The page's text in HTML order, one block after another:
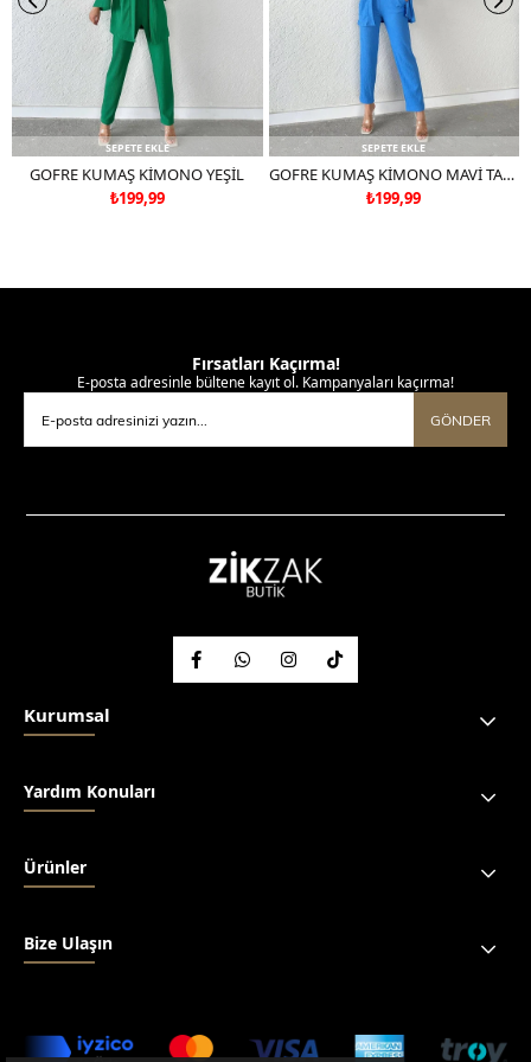
SEPETE EKLE
GOFRE KUMAŞ KİMONO YEŞİL
₺199,99
SEPETE EKLE
GOFRE KUMAŞ KİMONO MAVİ TAKIM DEĞİLDİR
₺199,99
Fırsatları Kaçırma!
E-posta adresinle bültene kayıt ol. Kampanyaları kaçırma!
GÖNDER
Kurumsal
Yardım Konuları
Ürünler
Bize Ulaşın